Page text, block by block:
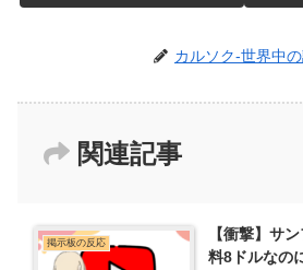
カルソク-世界中
関連記事
掲示板の反応
【衝撃】サ
料8ドルなの